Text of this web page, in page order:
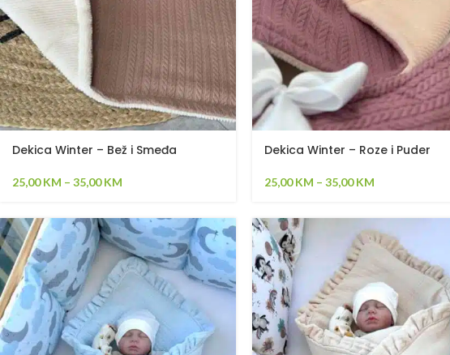
Dekica Winter – Bež i Smeđa
25,00KM – 35,00KM
Dekica Winter – Roze i Puder
25,00KM – 35,00KM